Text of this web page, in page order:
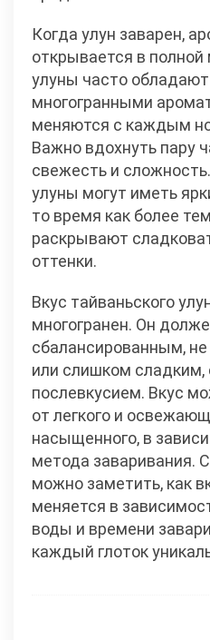
Когда улун заварен,
открывается в полной
улуны часто обладают
многогранными
меняются с каждым
Важно вдохнуть пару
свежесть и
улуны могут иметь
то время как более
раскрывают
оттенки.
Вкус тайваньского
многогранен. Он
сбалансированным,
или слишком сладким,
послевкусием. Вкус
от легкого и
насыщенного, в
метода заваривания.
можно заметить, как
меняется в
воды и времени
каждый глоток